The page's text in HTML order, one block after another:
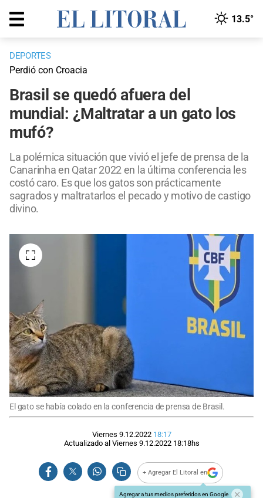
13.5°
DEPORTES
Perdió con Croacia
Brasil se quedó afuera del
mundial: ¿Maltratar a un gato los
mufó?
La polémica situación que vivió el jefe de prensa de la
Canarinha en Qatar 2022 en la última conferencia les
costó caro. Es que los gatos son prácticamente
sagrados y maltratarlos el pecado y motivo de castigo
divino.
El gato se había colado en la conferencia de prensa de Brasil.
Viernes 9.12.2022 18:17
Actualizado al Viernes 9.12.2022 18:18hs
+ Agregar El Litoral en
Agregar a tus medios preferidos en Google